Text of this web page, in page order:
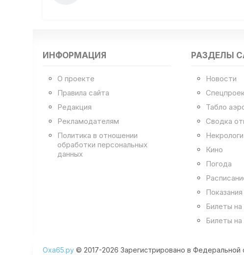
ИНФОРМАЦИЯ
О проекте
Правила сайта
Редакция
Рекламодателям
Политика в отношении
обработки персональных
данных
РАЗДЕЛЫ
Новости
Табло
Сводка
Некрологи
Кино
Погода
Билеты
Билеты на
Оха65.ру © 2017-2026 Зарегистрировано в Федеральной